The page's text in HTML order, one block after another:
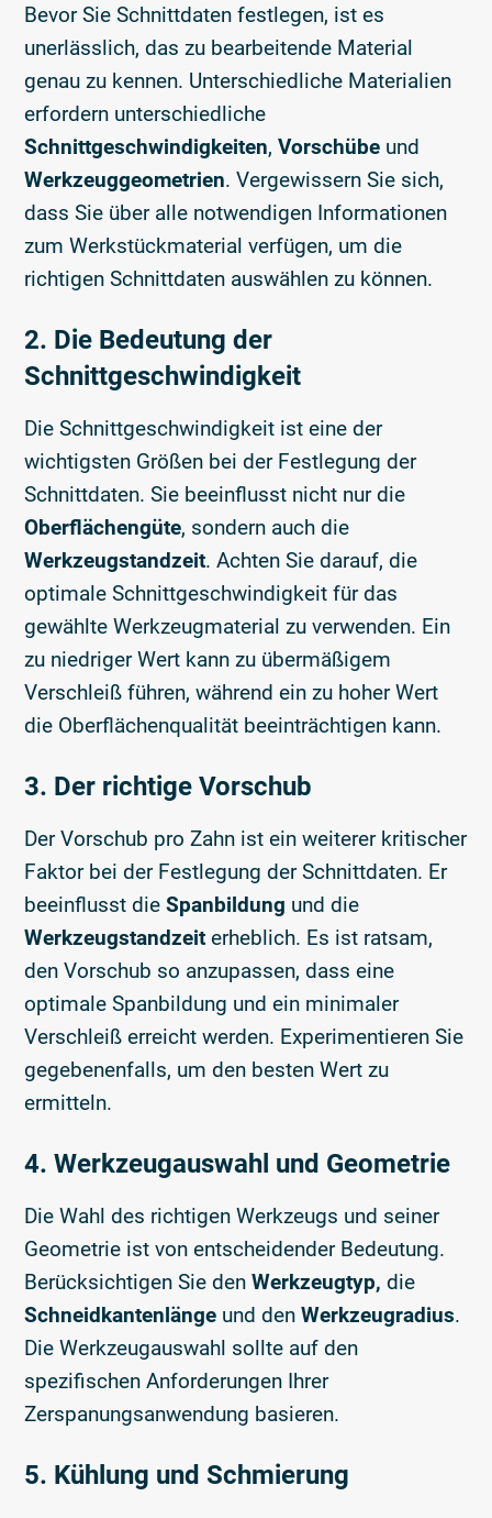
Bevor Sie Schnittdaten festlegen, ist es
unerlässlich, das zu bearbeitende Material
genau zu kennen. Unterschiedliche Materialien
erfordern unterschiedliche
Schnittgeschwindigkeiten,Vorschübe und
Werkzeuggeometrien. Vergewissern Sie sich,
dass Sie über alle notwendigen Informationen
zum Werkstückmaterial verfügen, um die
richtigen Schnittdaten auswählen zu können.
2. Die Bedeutung der
Schnittgeschwindigkeit
Die Schnittgeschwindigkeit ist eine der
wichtigsten Größen bei der Festlegung der
Schnittdaten. Sie beeinflusst nicht nur die
Oberflächengüte, sondern auch die
Werkzeugstandzeit. Achten Sie darauf, die
optimale Schnittgeschwindigkeit für das
gewählte Werkzeugmaterial zu verwenden. Ein
zu niedriger Wert kann zu übermäßigem
Verschleiß führen, während ein zu hoher Wert
die Oberflächenqualität beeinträchtigen kann.
3. Der richtige Vorschub
Der Vorschub pro Zahn ist ein weiterer kritischer
Faktor bei der Festlegung der Schnittdaten. Er
beeinflusst dieSpanbildung und die
Werkzeugstandzeit erheblich. Es ist ratsam,
den Vorschub so anzupassen, dass eine
optimale Spanbildung und ein minimaler
Verschleiß erreicht werden. Experimentieren Sie
gegebenenfalls, um den besten Wert zu
ermitteln.
4. Werkzeugauswahl und Geometrie
Die Wahl des richtigen Werkzeugs und seiner
Geometrie ist von entscheidender Bedeutung.
Berücksichtigen Sie denWerkzeugtyp, die
Schneidkantenlänge und denWerkzeugradius.
Die Werkzeugauswahl sollte auf den
spezifischen Anforderungen Ihrer
Zerspanungsanwendung basieren.
5. Kühlung und Schmierung